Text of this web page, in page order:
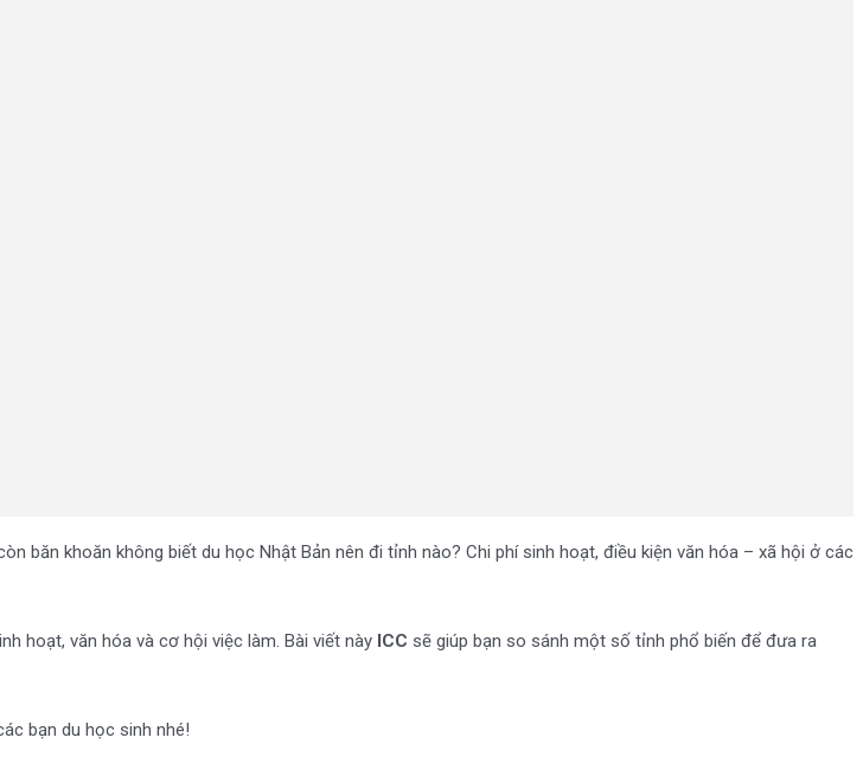
băn khoăn không biết du học Nhật Bản nên đi tỉnh nào? Chi phí sinh hoạt, điều kiện văn hóa – xã hội ở các
hoạt, văn hóa và cơ hội việc làm. Bài viết này ICC sẽ giúp bạn so sánh một số tỉnh phổ biến để đưa ra
bạn du học sinh nhé!